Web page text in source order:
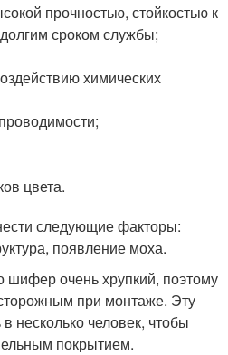
прочностью, стойкостью к
сроком службы;
химических
цвета.
следующие факторы:
появление моха.
шифер очень хрупкий, поэтому
при монтаже. Эту
несколько человек, чтобы
покрытием.